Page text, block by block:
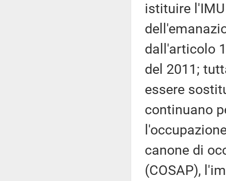
istituire
dall'articolo
del 2011;
essere
continuano
canone di
(COSAP),